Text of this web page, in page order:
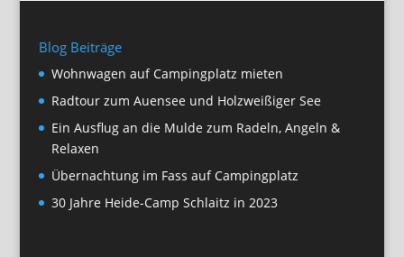
Blog Beiträge
Wohnwagen auf Campingplatz mieten
Radtour zum Auensee und Holzweißiger See
Ein Ausflug an die Mulde zum Radeln, Angeln &
Relaxen
Übernachtung im Fass auf Campingplatz
30 Jahre Heide-Camp Schlaitz in 2023